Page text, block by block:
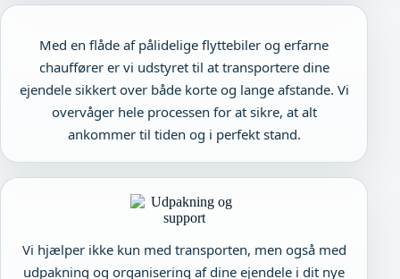
Med en flåde af pålidelige flyttebiler og erfarne
chauffører er vi udstyret til at transportere dine
ejendele sikkert over både korte og lange afstande. Vi
overvåger hele processen for at sikre, at alt
ankommer til tiden og i perfekt stand.
Vi hjælper ikke kun med transporten, men også med
udpakning og organisering af dine ejendele i dit nye